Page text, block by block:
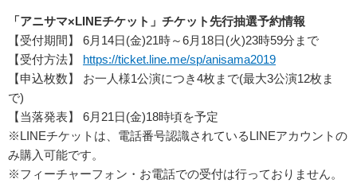
「アニサマ×LINEチケット」チケット先行抽選予約情報
【受付期間】 6月14日(金)21時～6月18日(火)23時59分まで
【受付方法】 https://ticket.line.me/sp/anisama2019
【申込枚数】 お一人様1公演につき4枚まで(最大3公演12枚ま
で)
【当落発表】 6月21日(金)18時頃を予定
※LINEチケットは、電話番号認識されているLINEアカウントの
み購入可能です。
※フィーチャーフォン・お電話での受付は行っておりません。